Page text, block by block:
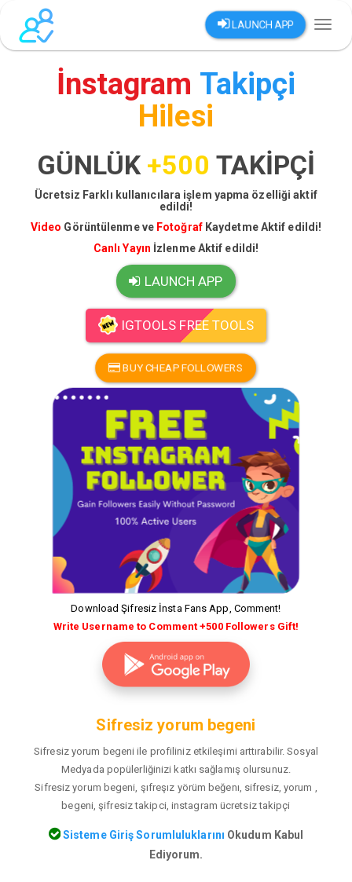
LAUNCH APP
İnstagram Takipçi
Hilesi
GÜNLÜK +500 TAKİPÇİ
Ücretsiz Farklı kullanıcılara işlem yapma özelliği aktif
edildi!
Video Görüntülenme ve Fotoğraf Kaydetme Aktif edildi!
Canlı Yayın İzlenme Aktif edildi!
LAUNCH APP
IGTOOLS FREE TOOLS
BUY CHEAP FOLLOWERS
Download Şifresiz İnsta Fans App, Comment!
Write Username to Comment +500 Followers Gift!
Sifresiz yorum begeni
Sifresiz yorum begeni ile profiliniz etkileşimi arttırabilir. Sosyal
Medyada popülerliğinizi katkı sağlamış olursunuz.
Sifresiz yorum begeni, şıfreşız yörüm beğenı, sifresiz, yorum ,
begeni, şifresiz takipci, instagram ücretsiz takipçi
Sisteme Giriş Sorumluluklarını Okudum Kabul
Ediyorum.